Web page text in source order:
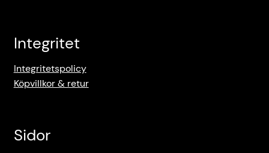
Integritet
Integritetspolicy
Köpvillkor & retur
Sidor